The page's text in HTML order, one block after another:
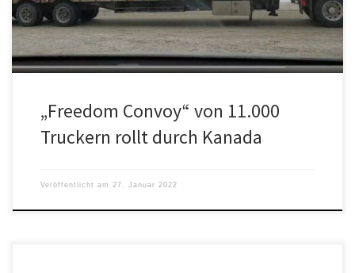
„Freedom Convoy“ von 11.000
Truckern rollt durch Kanada
Veröffentlicht am 27. Januar 2022